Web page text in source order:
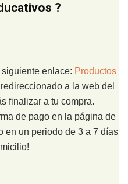
?
enlace: Productos
a la web del
finalizar a tu compra.
de pago en la página de
en un periodo de 3 a 7 días